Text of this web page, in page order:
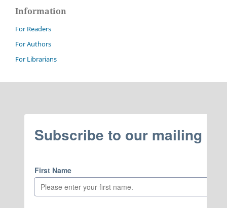
Information
For Readers
For Authors
For Librarians